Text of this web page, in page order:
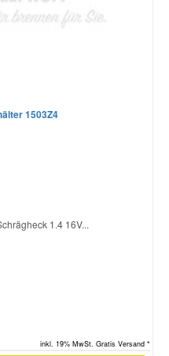
1503Z4
1.4 16V...
inkl. 19% MwSt. Gratis Versand *